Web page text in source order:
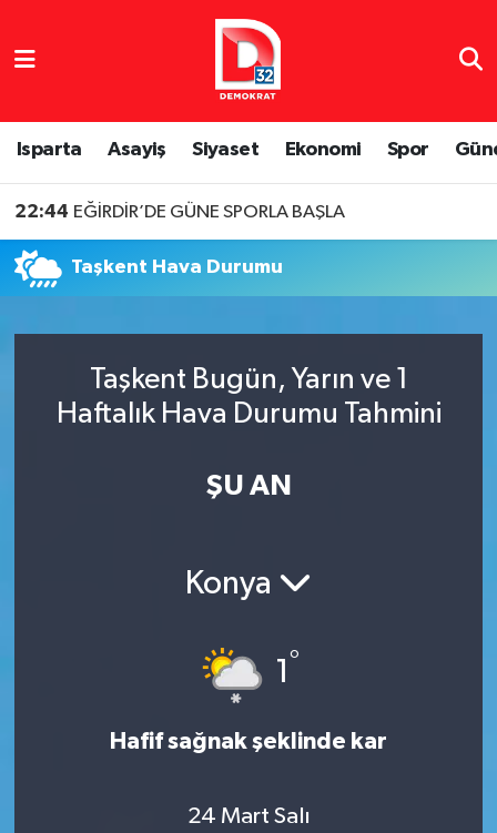
Isparta Asayiş Siyaset Ekonomi Spor
22:44 EĞİRDİR’DE GÜNE SPORLA BAŞLA
Taşkent Hava Durumu
Taşkent Bugün, Yarın ve 1
Haftalık Hava Durumu Tahmini
ŞU AN
Konya
1 °
Hafif sağnak şeklinde kar
24 Mart Salı
Isparta Nöbetçi Eczaneler
Isparta Hava Durumu
Isparta Namaz Vakitleri
Tüm Manşetler
Son Dakika Haberleri